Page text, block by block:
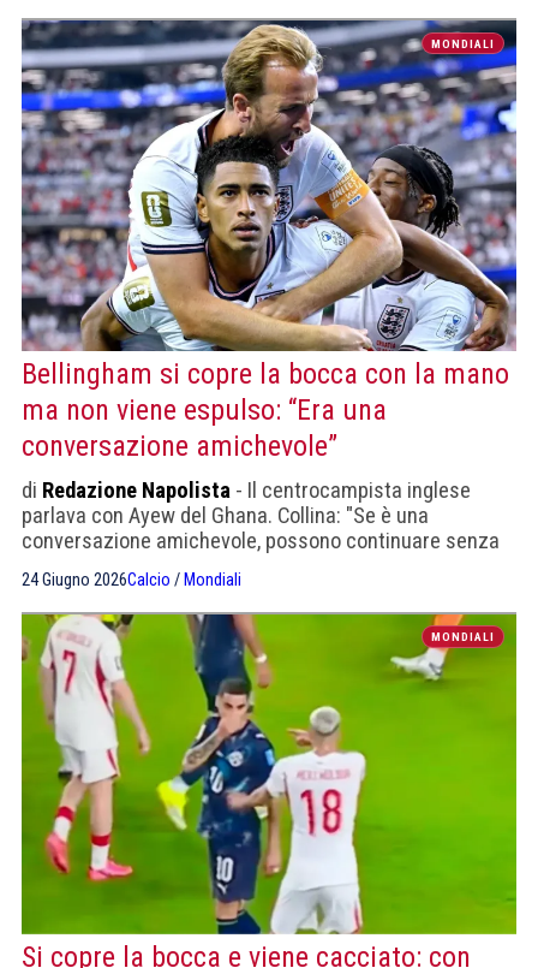
MONDIALI
Bellingham si copre la bocca con la mano
ma non viene espulso: “Era una
conversazione amichevole”
di Redazione Napolista - Il centrocampista inglese
parlava con Ayew del Ghana. Collina: "Se è una
conversazione amichevole, possono continuare senza
conflittuale, diventa completamente vietato"
24 Giugno 2026Calcio / Mondiali
MONDIALI
Si copre la bocca e viene cacciato: con